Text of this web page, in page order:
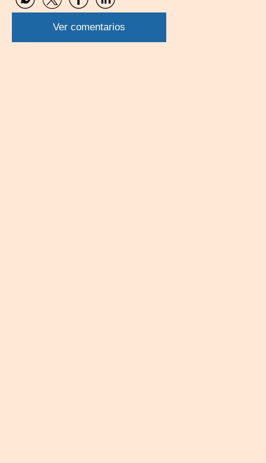
Compartir
por
WhatsApp
Compartir
por
Twitter
Compartir
por
Facebook
Compartir
por
Linkedin
Ver comentarios